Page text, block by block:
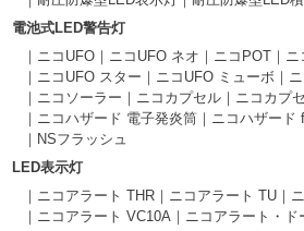
電池式LED警告灯
ニコUFO
ニコUFO ネオ ニコPOT
ニ
ニコUFO スター
ニコUFO ミューボ
ニコソーラー
ニコカプセル
ニコカプ
ニコハザード 電子発炎筒
ニコハザード
NSフラッシュ
LED表示灯
ニコアラート THR
ニコアラート TU
ニコアラート VC10A
ニコアラート・ド